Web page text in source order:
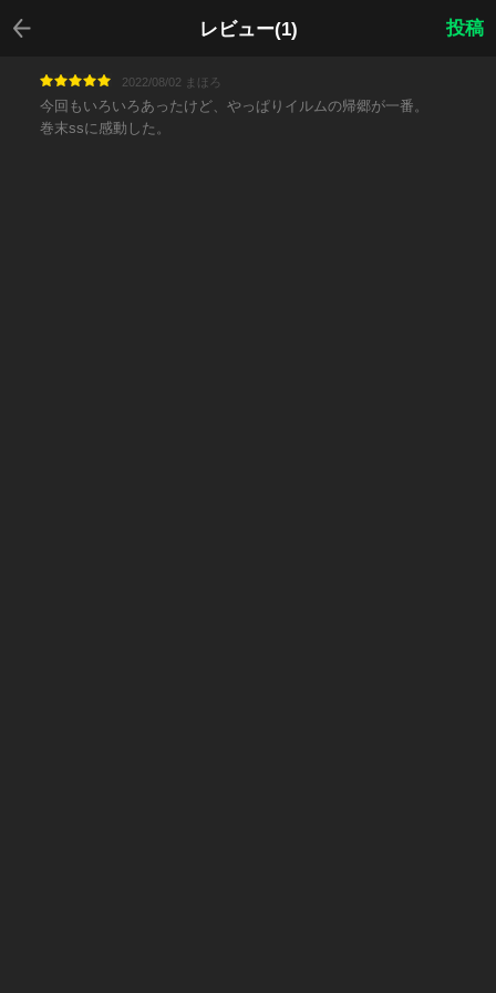
レビュー(1)
戻る
投稿
2022/08/02 まほろ
今回もいろいろあったけど、やっぱりイルムの帰郷が一番。
巻末ssに感動した。